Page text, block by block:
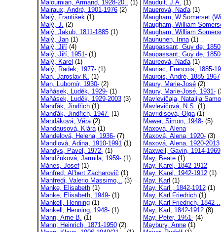
Maloumian, Armand, 1928-20.. (1)
Malraux, André, 1901-1976(2)
Malý, František(1)
Malý, J. (2)
Malý, Jakub, 1811-1885(1)
Malý, Jan(1)
Malý, Jiří(4)
Malý, Jiří, 1951-(1)
Malý, Karel (1)
Malý, Radek, 1977-(1)
Man, Jaroslav K. (1)
Man, Lubomír, 1930-(2)
Maňásek, Luděk, 1929-(1)
Maňásek, Luděk, 1929-2003(3)
Manďák, Jindřich(1)
Manďák, Jindřich, 1947-(1)
Mandáková, Věra(2)
Mandausová, Klára(1)
Mandelová, Helena, 1936-(7)
Mandlová, Adina, 1910-1991(1)
Mandys, Pavel, 1972-(1)
Mandžuková, Jarmila, 1959-(1)
Mánes, Josef(1)
Manfred, Al'bert Zacharovič (1)
Manfredi, Valerio Massimo,.. (3)
Manke, Elisabeth(1)
Manke, Elisabeth, 1949-(1)
Mankell, Henning(1)
Mankell, Henning, 1948-(1)
Mann, Arne B. (1)
Mann, Heinrich, 1871-1950(2)
Mauduit, J.A. (1)
Mauerová, Naďa(1)
Maugham, W.Somerset
Maugham, William
Maugham, William
Maununen, Irina(1)
Maupassant, Guy de,
Maupassant, Guy de,
Maureová, Naďa(1)
Mauriac, Francois, 1885-
Maurois, André, 1885-1967
Maury, Marie-José(2)
Maury, Marie-José, 1931-
Mavlevičaja, Natalija
Mavlevičová, N.S. (1)
Mavridisová, Olga(1)
Mawer, Simon, 1948-(5)
Maxová, Alena
Maxová, Alena, 1920-(3)
Maxová, Alena, 1920-2013
Maxwell, Gavin, 1914-1969
May, Beate(1)
May, Karel, 1842-1912
May, Karel, 1942-1912(1)
May, Karl (1)
May, Karl , 1842-1912(1)
May, Karl Friedrich(1)
May, Karl Friedrich, 1842-..
May, Karl, 1842-1912(8)
May, Peter, 1951-(4)
Maybury, Anne(1)